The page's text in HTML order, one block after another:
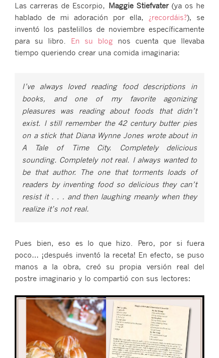
Las carreras de Escorpio, Maggie Stiefvater(ya os he
hablado de mi adoración por ella, ¿recordáis?), se
inventó los pastelillos de noviembre específicamente
para su libro. En su blog nos cuenta que llevaba
tiempo queriendo crear una comida imaginaria:
I’ve always loved reading food descriptions in
books, and one of my favorite agonizing
pleasures was reading about foods that didn’t
exist. I still remember the 42 century butter pies
on a stick that Diana Wynne Jones wrote about in
A Tale of Time City. Completely delicious
sounding. Completely not real. I always wanted to
be that author. The one that torments loads of
readers by inventing food so delicious they can’t
resist it . . . and then laughing meanly when they
realize it’s not real.
Pues bien, eso es lo que hizo. Pero, por si fuera
poco… ¡después inventó la receta! En efecto, se puso
manos a la obra, creó su propia versión real del
postre imaginario y lo compartió con sus lectores: